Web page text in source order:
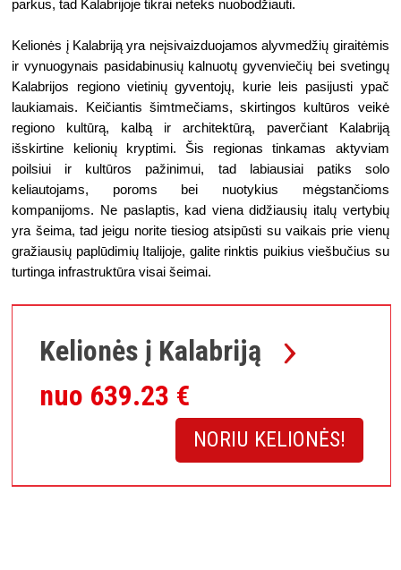
parkus, tad Kalabrijoje tikrai neteks nuobodžiauti.
Kelionės į Kalabriją yra neįsivaizduojamos alyvmedžių giraitėmis
ir vynuogynais pasidabinusių kalnuotų gyvenviečių bei svetingų
Kalabrijos regiono vietinių gyventojų, kurie leis pasijusti ypač
laukiamais. Keičiantis šimtmečiams, skirtingos kultūros veikė
regiono kultūrą, kalbą ir architektūrą, paverčiant Kalabriją
išskirtine kelionių kryptimi. Šis regionas tinkamas aktyviam
poilsiui ir kultūros pažinimui, tad labiausiai patiks solo
keliautojams, poroms bei nuotykius mėgstančioms
kompanijoms. Ne paslaptis, kad viena didžiausių italų vertybių
yra šeima, tad jeigu norite tiesiog atsipūsti su vaikais prie vienų
gražiausių paplūdimių Italijoje, galite rinktis puikius viešbučius su
turtinga infrastruktūra visai šeimai.
Kelionės į Kalabriją
nuo 639.23 €
NORIU KELIONĖS!